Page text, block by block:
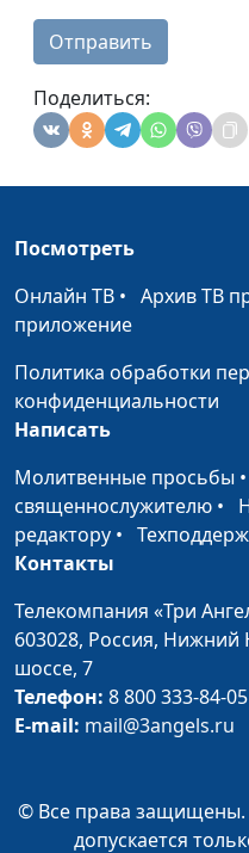
Отправить
Поделиться:
Посмотреть
Онлайн ТВ • Архив ТВ
приложение
Политика обработки
конфиденциальности
Написать
Молитвенные просьбы •
священнослужителю •
редактору •
Контакты
Телекомпания «Три
603028, Россия, Нижний
шоссе, 7
Телефон: 8 800 333-84-05
E-mail: mail@3angels.ru
© Все права защищены.
допускается